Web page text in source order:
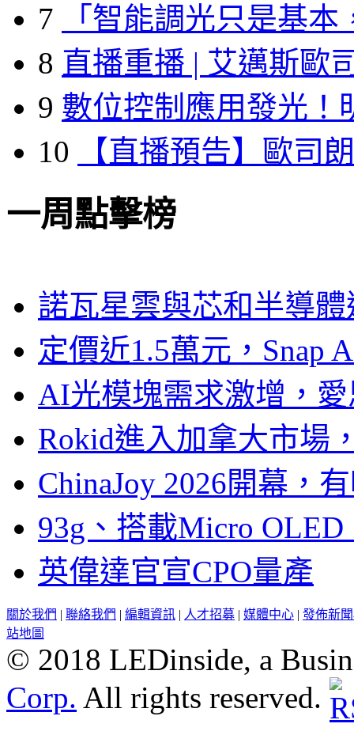
7
「智能調光只是基本
8 直播重播 | 艾邁斯歐
9 數位控制應用發光！
10
【直播預告】歐司
一周點擊榜
諾瓦星雲與芯和半導
定價近1.5萬元，Snap
AI光模塊需求激增，
Rokid進入加拿大市場
ChinaJoy 2026開幕，
93g、搭載Micro
英偉達官宣CPO量產
關於我們 | 聯絡我們 | 編輯資訊 | 人才招募 | 媒體中心 | 發佈新
站地圖
© 2018 LEDinside, a
Corp. All rights reserved.